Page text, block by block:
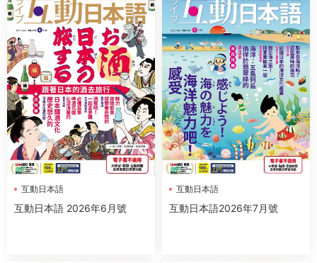
互動日本語
互動日本語 2026年6月號
互動日本語
互動日本語2026年7月號